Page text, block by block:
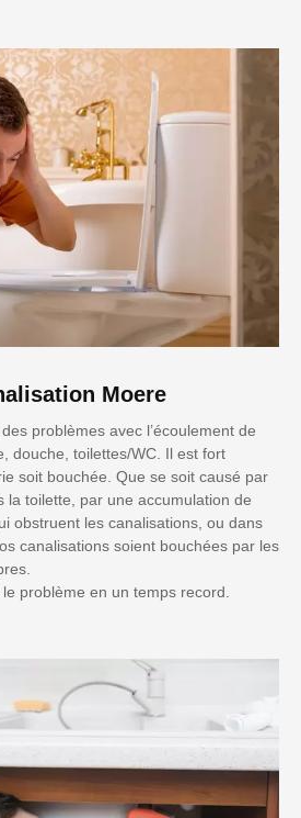
Moere
problèmes avec l’écoulement de
douche, toilettes/WC. Il est fort
soit bouchée. Que se soit causé par
la toilette, par une accumulation de
obstruent les canalisations, ou dans
canalisations soient bouchées par les
problème en un temps record.